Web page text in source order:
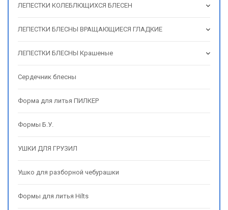
ЛЕПЕСТКИ КОЛЕБЛЮЩИХСЯ БЛЕСЕН
ЛЕПЕСТКИ БЛЕСНЫ ВРАЩАЮЩИЕСЯ ГЛАДКИЕ
ЛЕПЕСТКИ БЛЕСНЫ Крашеные
Сердечник блесны
Форма для литья ПИЛКЕР
Формы Б.У.
УШКИ ДЛЯ ГРУЗИЛ
Ушко для разборной чебурашки
Формы для литья Hilts